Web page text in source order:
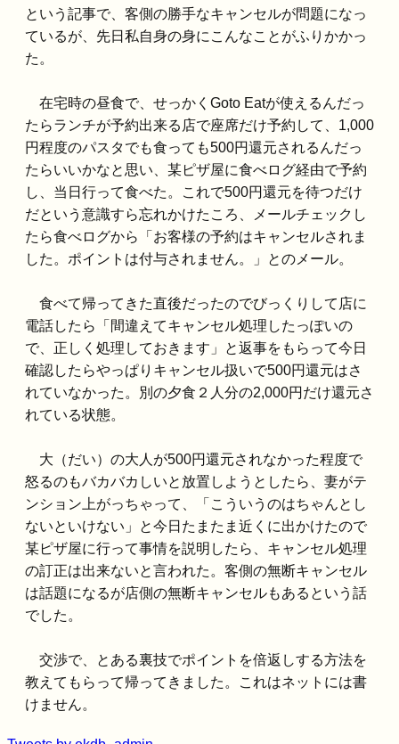
という記事で、客側の勝手なキャンセルが問題になっ
ているが、先日私自身の身にこんなことがふりかかっ
た。
在宅時の昼食で、せっかくGoto Eatが使えるんだっ
たらランチが予約出来る店で座席だけ予約して、1,000
円程度のパスタでも食っても500円還元されるんだっ
たらいいかなと思い、某ピザ屋に食べログ経由で予約
し、当日行って食べた。これで500円還元を待つだけ
だという意識すら忘れかけたころ、メールチェックし
たら食べログから「お客様の予約はキャンセルされま
した。ポイントは付与されません。」とのメール。
食べて帰ってきた直後だったのでびっくりして店に
電話したら「間違えてキャンセル処理したっぽいの
で、正しく処理しておきます」と返事をもらって今日
確認したらやっぱりキャンセル扱いで500円還元はさ
れていなかった。別の夕食２人分の2,000円だけ還元さ
れている状態。
大（だい）の大人が500円還元されなかった程度で
怒るのもバカバカしいと放置しようとしたら、妻がテ
ンション上がっちゃって、「こういうのはちゃんとし
ないといけない」と今日たまたま近くに出かけたので
某ピザ屋に行って事情を説明したら、キャンセル処理
の訂正は出来ないと言われた。客側の無断キャンセル
は話題になるが店側の無断キャンセルもあるという話
でした。
交渉で、とある裏技でポイントを倍返しする方法を
教えてもらって帰ってきました。これはネットには書
けません。